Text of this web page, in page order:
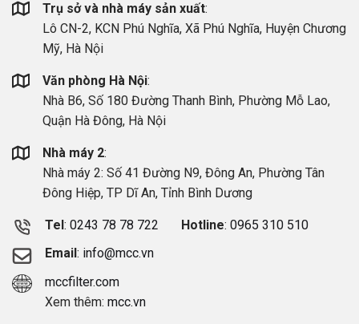
Trụ sở và nhà máy sản xuất:
Lô CN-2, KCN Phú Nghĩa, Xã Phú Nghĩa, Huyện Chương
Mỹ, Hà Nội
Văn phòng Hà Nội:
Nhà B6, Số 180 Đường Thanh Bình, Phường Mỗ Lao,
Quận Hà Đông, Hà Nội
Nhà máy 2:
Nhà máy 2: Số 41 Đường N9, Đông An, Phường Tân
Đông Hiệp, TP Dĩ An, Tỉnh Bình Dương
Tel : 0243 78 78 722 Hotline: 0965 310 510
Email : info@mcc.vn
mccfilter.com
Xem thêm: mcc.vn